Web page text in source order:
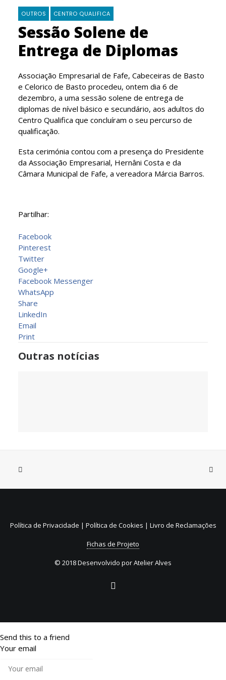
OUTROS CENTRO QUALIFICA
Sessão Solene de
Entrega de Diplomas
Associação Empresarial de Fafe, Cabeceiras de Basto
e Celorico de Basto procedeu, ontem dia 6 de
dezembro, a uma sessão solene de entrega de
diplomas de nível básico e secundário, aos adultos do
Centro Qualifica que concluíram o seu percurso de
qualificação.
Esta cerimónia contou com a presença do Presidente
da Associação Empresarial, Hernâni Costa e da
Câmara Municipal de Fafe, a vereadora Márcia Barros.
Partilhar:
Facebook
Pinterest
Twitter
Google+
Facebook Messenger
WhatsApp
Share
LinkedIn
Email
Print
Outras notícias
31 de Julho, 2026
Reembolso de embalagens de
bebidas não reutilizáveis (SDR)
Política de Privacidade | Política de Cookies | Livro de Reclamações
Fichas de Projeto
© 2018 Desenvolvido porAtelier Alves
Send this to a friend
Your email